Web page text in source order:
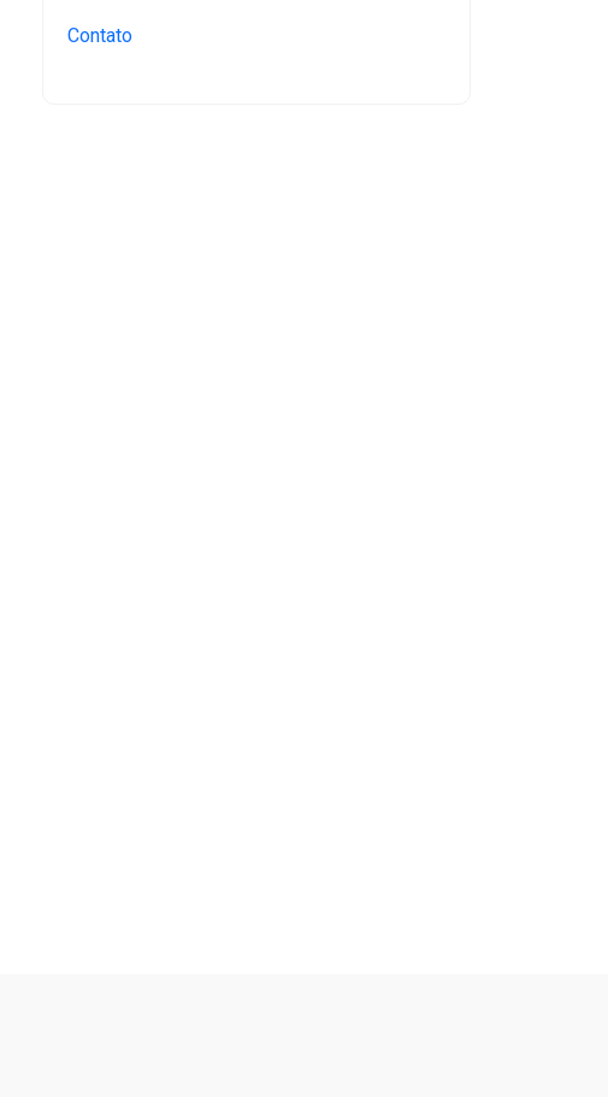
Contato